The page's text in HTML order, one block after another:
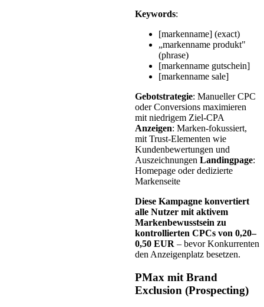
Keywords:
[markenname] (exact)
„markenname produkt"
(phrase)
[markenname gutschein]
[markenname sale]
Gebotstrategie: Manueller CPC
oder Conversions maximieren
mit niedrigem Ziel-CPA
Anzeigen: Marken-fokussiert,
mit Trust-Elementen wie
Kundenbewertungen und
Auszeichnungen Landingpage:
Homepage oder dedizierte
Markenseite
Diese Kampagne konvertiert
alle Nutzer mit aktivem
Markenbewusstsein zu
kontrollierten CPCs von 0,20–
0,50 EUR – bevor Konkurrenten
den Anzeigenplatz besetzen.
PMax mit Brand
Exclusion (Prospecting)